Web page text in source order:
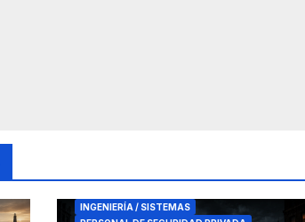
INGENIERÍA / SISTEMAS